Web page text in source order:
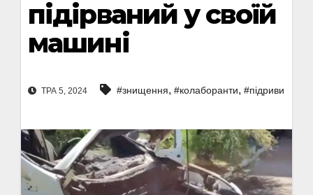
підірваний у своїй
машині
ТРА 5, 2024 #знищення, #колаборанти, #підриви